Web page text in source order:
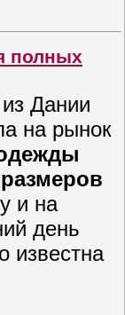
полных
Дании
на рынок
и на
день
известна